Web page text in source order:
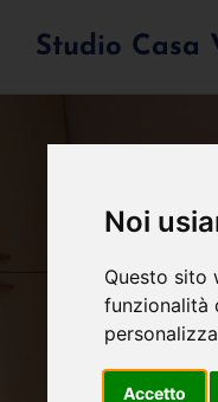
Noi
Questo sito
funzionalità
Accetto
Studio Casa